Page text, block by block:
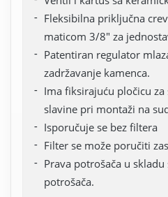
Fleksibilna priključna
maticom 3/8" za
Patentiran regulator
zadržavanje kamenca.
Ima fiksirajuću pločicu
slavine pri montaži na
Isporučuje se bez filtera
Filter se može poručiti
Prava potrošača u
potrošača.